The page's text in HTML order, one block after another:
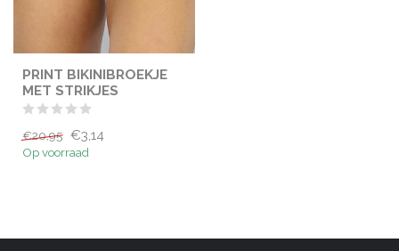
PRINT BIKINIBROEKJE
MET STRIKJES
€20,95 €3,14
Op voorraad